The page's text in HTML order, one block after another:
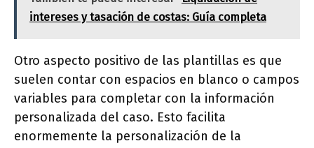
intereses y tasación de costas: Guía completa
Otro aspecto positivo de las plantillas es que
suelen contar con espacios en blanco o campos
variables para completar con la información
personalizada del caso. Esto facilita
enormemente la personalización de la